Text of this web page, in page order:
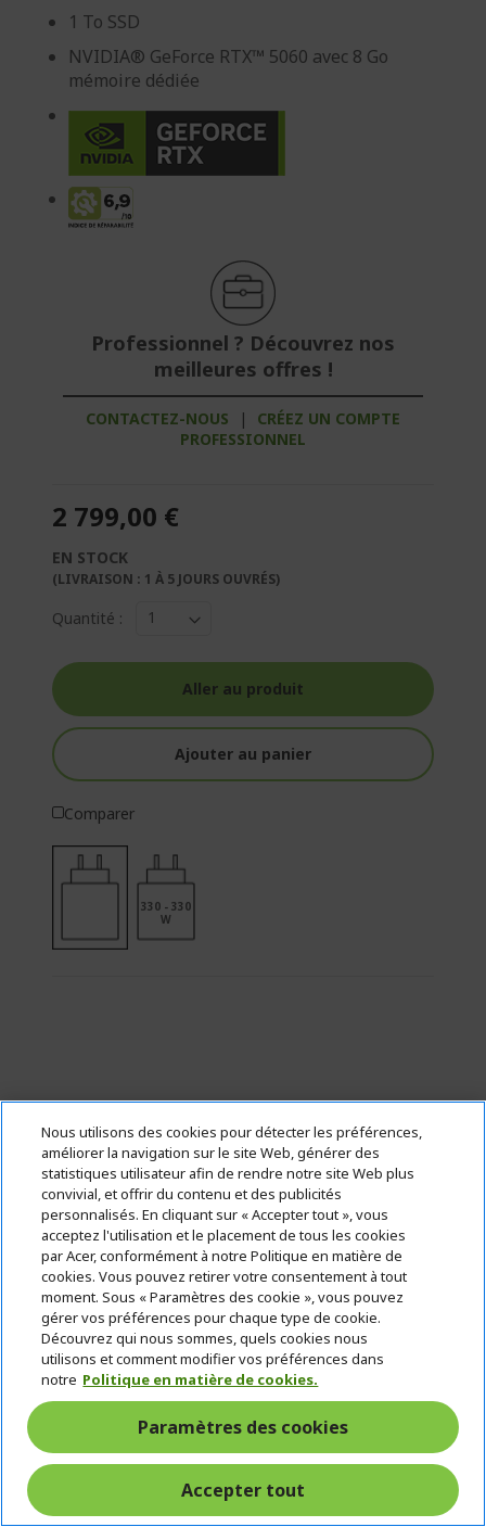
1 To SSD
NVIDIA® GeForce RTX™ 5060 avec 8 Go
mémoire dédiée
Professionnel ? Découvrez nos
meilleures offres !
CONTACTEZ-NOUS |
CRÉEZ UN COMPTE
PROFESSIONNEL
2 799,00 €
EN STOCK
(LIVRAISON : 1 À 5 JOURS OUVRÉS)
Quantité :
Aller au produit
Ajouter au panier
Comparer
330 - 330
W
Predator Helios Neo 18 AI Ordinateur
portable Gamer | PHN18-I71 | Noir
Nous utilisons des cookies pour détecter les préférences,
améliorer la navigation sur le site Web, générer des
statistiques utilisateur afin de rendre notre site Web plus
convivial, et offrir du contenu et des publicités
personnalisés. En cliquant sur « Accepter tout », vous
acceptez l'utilisation et le placement de tous les cookies
par Acer, conformément à notre Politique en matière de
cookies. Vous pouvez retirer votre consentement à tout
moment. Sous « Paramètres des cookie », vous pouvez
gérer vos préférences pour chaque type de cookie.
Découvrez qui nous sommes, quels cookies nous
utilisons et comment modifier vos préférences dans
notre Politique en matière de cookies.
Paramètres des cookies
Accepter tout